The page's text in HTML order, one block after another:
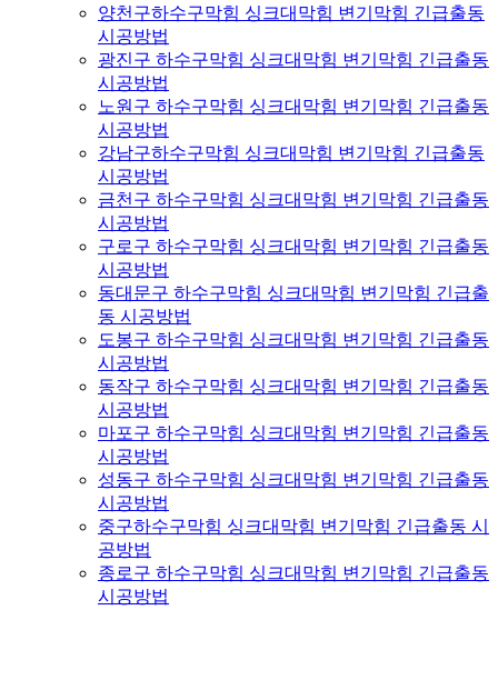
양천구하수구막힘 싱크대막힘 변기막힘 긴급출동
시공방법
광진구 하수구막힘 싱크대막힘 변기막힘 긴급출동
시공방법
노원구 하수구막힘 싱크대막힘 변기막힘 긴급출동
시공방법
강남구하수구막힘 싱크대막힘 변기막힘 긴급출동
시공방법
금천구 하수구막힘 싱크대막힘 변기막힘 긴급출동
시공방법
구로구 하수구막힘 싱크대막힘 변기막힘 긴급출동
시공방법
동대문구 하수구막힘 싱크대막힘 변기막힘 긴급출
동 시공방법
도봉구 하수구막힘 싱크대막힘 변기막힘 긴급출동
시공방법
동작구 하수구막힘 싱크대막힘 변기막힘 긴급출동
시공방법
마포구 하수구막힘 싱크대막힘 변기막힘 긴급출동
시공방법
성동구 하수구막힘 싱크대막힘 변기막힘 긴급출동
시공방법
중구하수구막힘 싱크대막힘 변기막힘 긴급출동 시
공방법
종로구 하수구막힘 싱크대막힘 변기막힘 긴급출동
시공방법